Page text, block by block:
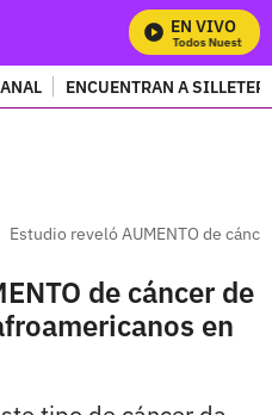
EN VIVO
Mira Todos Nuestros
ENCUENTRAN A
Estudio reveló AUMENTO de
de cáncer de
en